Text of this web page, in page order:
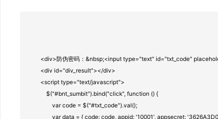
<div>防伪密码：&nbsp;<input type="text" id="txt_code"
            <div id="div_result"></div>
            <script type="text/javascript">
                $("#bnt_sumbit").bind("click", function () {
                    var code = $("#txt_code").val();
var data = { code: code, appid: '10001', appsecret: